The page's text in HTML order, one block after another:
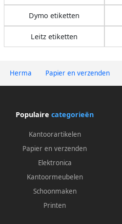
Herma Papier en verzenden
Dymo etiketten
Leitz etiketten
Populaire categorieën
Kantoorartikelen
Papier en verzenden
Elektronica
Kantoormeubelen
Schoonmaken
Printen